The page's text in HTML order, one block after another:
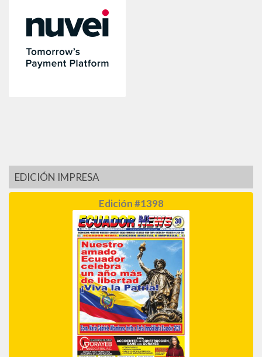
EDICIÓN IMPRESA
Edición #1398